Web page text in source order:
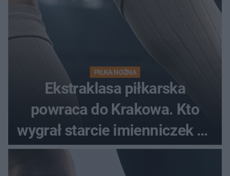
PIŁKA NOŻNA
Ekstraklasa piłkarska
powraca do Krakowa. Kto
wygrał starcie imienniczek na
pełnym stadionie